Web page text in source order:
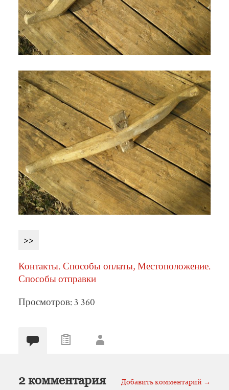
>>
Контакты. Способы оплаты, Местоположение.
Способы отправки
Просмотров: 3 360
2 комментария Добавить комментарий →